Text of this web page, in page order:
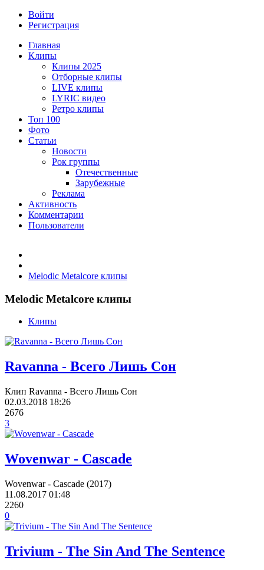
Войти
Регистрация
Главная
Клипы
Клипы 2025
Отборные клипы
LIVE клипы
LYRIC видео
Ретро клипы
Топ 100
Фото
Статьи
Новости
Рок группы
Отечественные
Зарубежные
Реклама
Активность
Комментарии
Пользователи
Melodic Metalcore клипы
Melodic Metalcore клипы
Клипы
Ravanna - Всего Лишь Сон
Клип Ravanna - Всего Лишь Сон
02.03.2018 18:26
2676
3
Wovenwar - Cascade
Wovenwar - Cascade (2017)
11.08.2017 01:48
2260
0
Trivium - The Sin And The Sentence